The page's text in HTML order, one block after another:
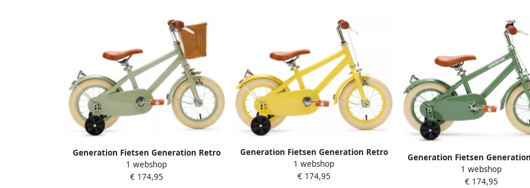
Generation Fietsen Generation Retro
12 inch Groen – Kinderfiets met dje
1 webshop
€ 174,95
Generation Fietsen Generation Retro
12 inch Geel – Kinderfiets
1 webshop
€ 174,95
Generation Fietsen
12 inch Groen – Kinderfiets
1 webshop
€ 174,95